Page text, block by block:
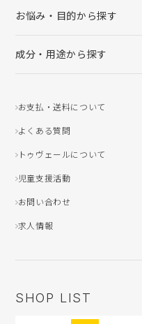
お悩み・目的から探す
成分・用途から探す
お支払・送料について
よくある質問
トゥヴェールについて
児童支援活動
お問い合わせ
求人情報
SHOP LIST